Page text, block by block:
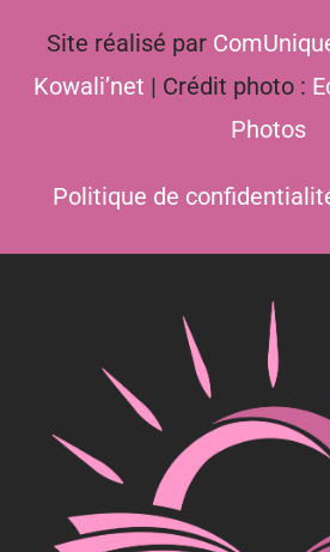
Site réalisé par
Kowali’net | Crédit photo :
Photos
Politique de